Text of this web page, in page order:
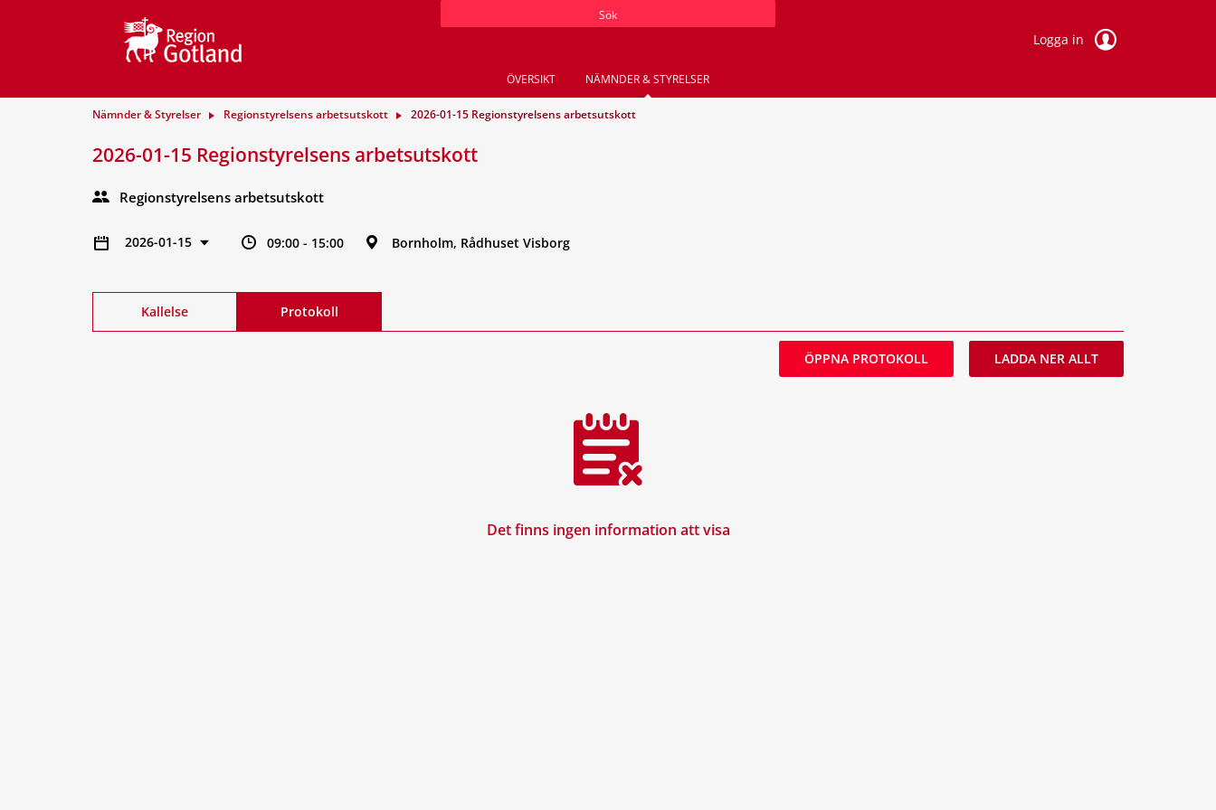
Sök
Logga in
ÖVERSIKT NÄMNDER & STYRELSER
Nämnder & Styrelser Regionstyrelsens arbetsutskott 2026-01-15 Regionstyrelsens arbetsutskott
2026-01-15 Regionstyrelsens arbetsutskott
Regionstyrelsens arbetsutskott
2026-01-15 09:00 - 15:00 Bornholm, Rådhuset Visborg
Kallelse Protokoll
ÖPPNA PROTOKOLL LADDA NER ALLT
Det finns ingen information att visa